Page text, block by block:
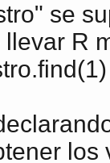
se
R